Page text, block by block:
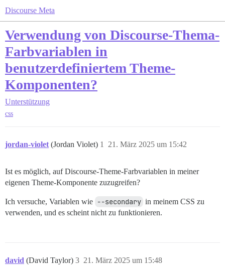
Discourse Meta
Verwendung von Discourse-Thema-
Farbvariablen in
benutzerdefiniertem Theme-
Komponenten?
Unterstützung
css
jordan-violet (Jordan Violet) 21. März 2025 um 15:42
1
Ist es möglich, auf Discourse-Theme-Farbvariablen in meiner
eigenen Theme-Komponente zuzugreifen?
Ich versuche, Variablen wie --secondary in meinem CSS zu
verwenden, und es scheint nicht zu funktionieren.
david (David Taylor) 21. März 2025 um 15:48
3